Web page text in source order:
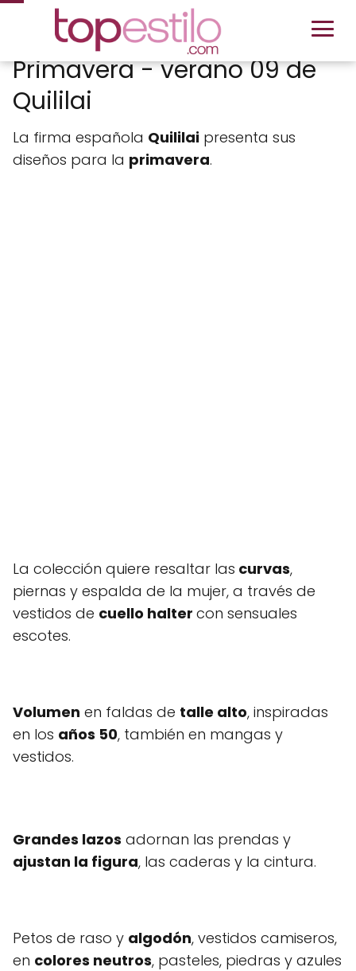
Primavera - verano 09 de
Quililai
La firma española Quililai presenta sus
diseños para la primavera.
La colección quiere resaltar las curvas,
piernas y espalda de la mujer, a través de
vestidos de cuello halter con sensuales
escotes.
Volumen en faldas de talle alto, inspiradas
en los años 50, también en mangas y
vestidos.
Grandes lazos adornan las prendas y
ajustan la figura, las caderas y la cintura.
Petos de raso y algodón, vestidos camiseros,
en colores neutros, pasteles, piedras y azules